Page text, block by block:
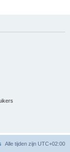
Alle tijden zijn UTC+02:00